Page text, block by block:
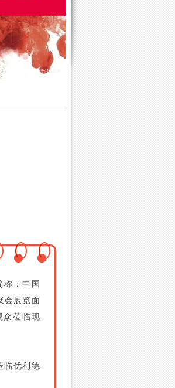
：中国
会展览面
众莅临现
临优利德